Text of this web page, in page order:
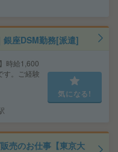
銀座DSM勤務[派遣]
時給1,600
す。ご経験
気になる!
売のお仕事【東京大